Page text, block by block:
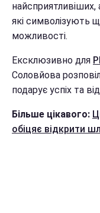
найсприятливіших,
які символізують
можливості.
Ексклюзивно для
Соловйова
подарує успіх та
Більше цікавого:
обіцяє відкрити